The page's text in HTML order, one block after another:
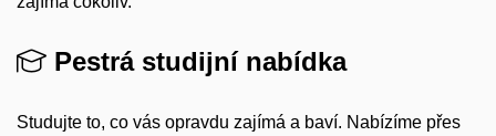
Pestrá studijní nabídka
Studujte to, co vás opravdu zajímá a baví. Nabízíme přes